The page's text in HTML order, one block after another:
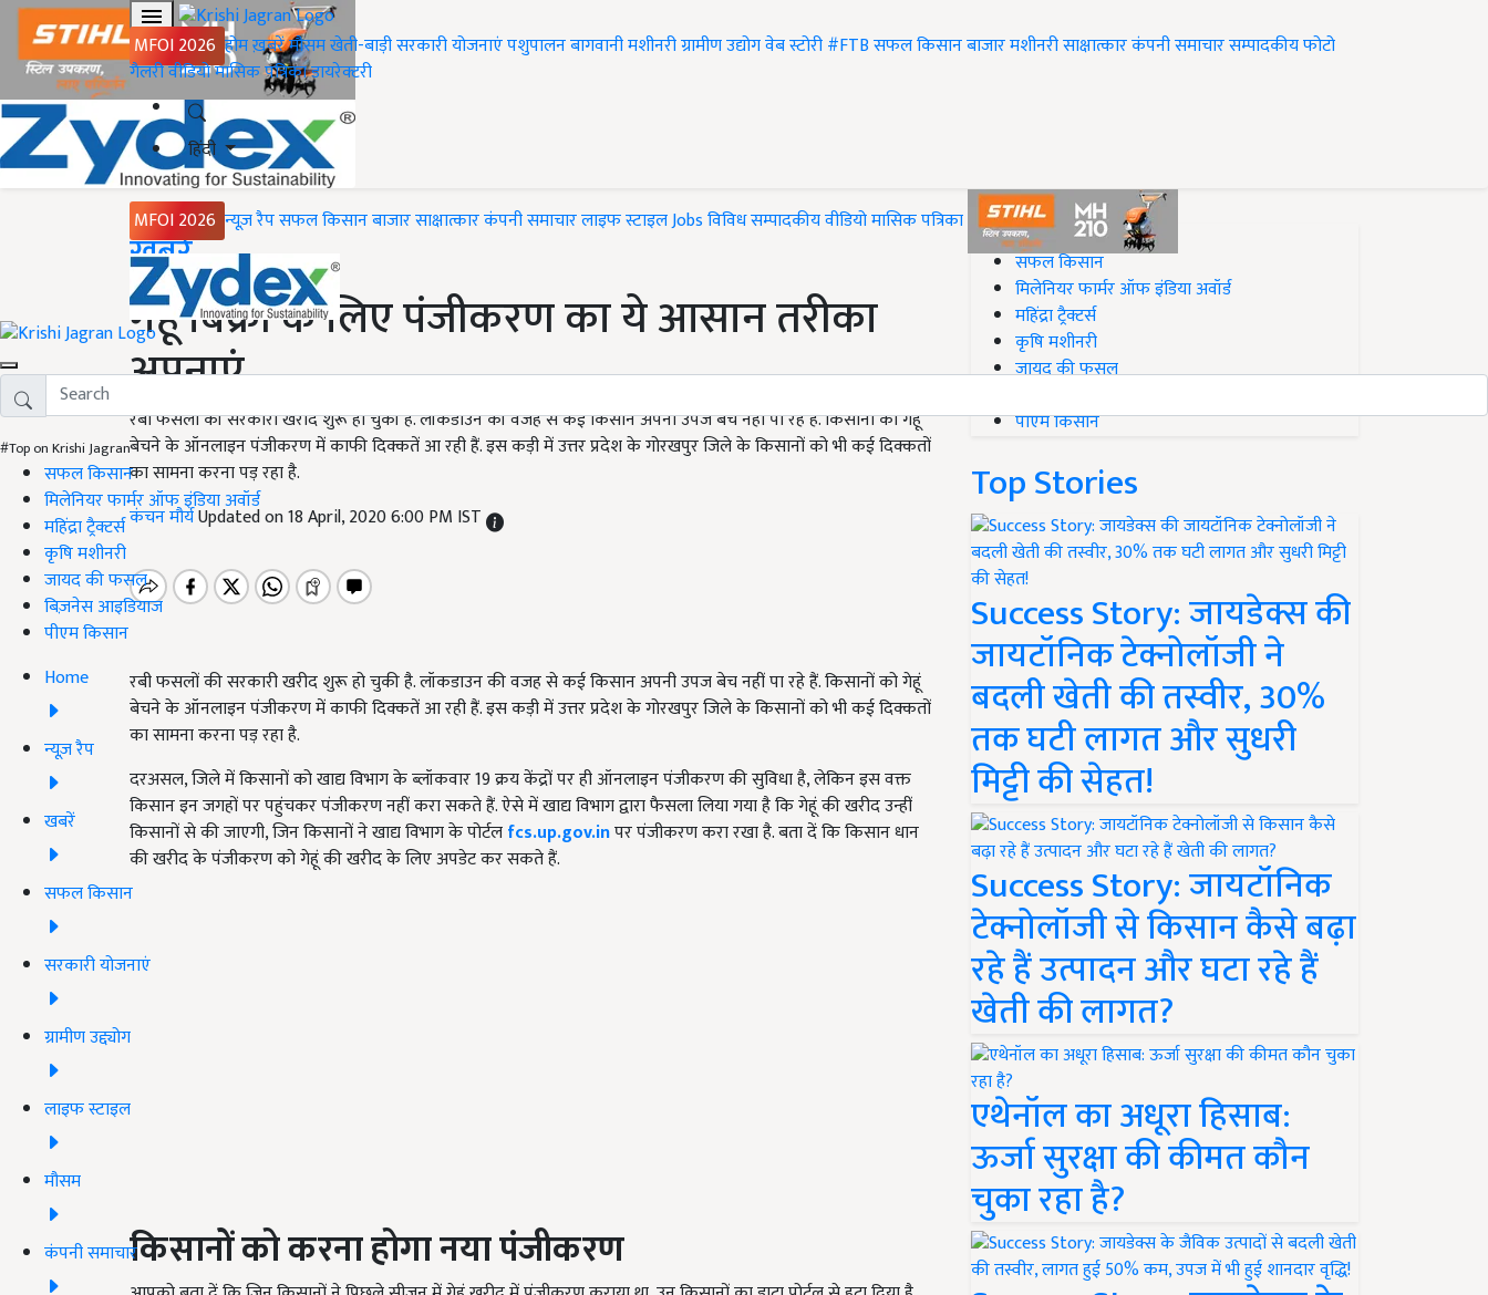
MFOI 2026 होमख़बरेंमौसमखेती-बाड़ीसरकारी योजनाएंपशुपालनबागवानीमशीनरीग्रामीण उद्योगवेब स्टोरी#FTBसफल किसानबाजारमशीनरीसाक्षात्कारकंपनी समाचारसम्पादकीयफोटो
गैलरीवीडियोमासिक पत्रिकाडायरेक्टरी
हिंदी
MFOI 2026 न्यूज़ रैपसफल किसानबाजारसाक्षात्कारकंपनी समाचारलाइफ स्टाइलJobsविविधसम्पादकीयवीडियोमासिक पत्रिका
#Top on Krishi Jagran
सफल किसान
मिलेनियर फार्मर ऑफ इंडिया अवॉर्ड
महिंद्रा ट्रैक्टर्स
कृषि मशीनरी
जायद की फसल
बिज़नेस आइडियाज
पीएम किसान
Home
न्यूज़ रैप
खबरें
सफल किसान
सरकारी योजनाएं
ग्रामीण उद्द्योग
लाइफ स्टाइल
मौसम
कंपनी समाचार
Home
ख़बरें
गेहूं बिक्री के लिए पंजीकरण का ये आसान तरीका
अपनाएं
रबी फसलों की सरकारी खरीद शुरू हो चुकी है. लॉकडाउन की वजह से कई किसान अपनी उपज बेच नहीं पा रहे हैं. किसानों को गेहूं
बेचने के ऑनलाइन पंजीकरण में काफी दिक्कतें आ रही हैं. इस कड़ी में उत्तर प्रदेश के गोरखपुर जिले के किसानों को भी कई दिक्कतों
का सामना करना पड़ रहा है.
कंचन मौर्यUpdated on 18 April, 2020 6:00 PM IST
रबी फसलों की सरकारी खरीद शुरू हो चुकी है. लॉकडाउन की वजह से कई किसान अपनी उपज बेच नहीं पा रहे हैं. किसानों को गेहूं
बेचने के ऑनलाइन पंजीकरण में काफी दिक्कतें आ रही हैं. इस कड़ी में उत्तर प्रदेश के गोरखपुर जिले के किसानों को भी कई दिक्कतों
का सामना करना पड़ रहा है.
दरअसल, जिले में किसानों को खाद्य विभाग के ब्लॉकवार 19 क्रय केंद्रों पर ही ऑनलाइन पंजीकरण की सुविधा है, लेकिन इस वक्त
किसान इन जगहों पर पहुंचकर पंजीकरण नहीं करा सकते हैं. ऐसे में खाद्य विभाग द्वारा फैसला लिया गया है कि गेहूं की खरीद उन्हीं
किसानों से की जाएगी, जिन किसानों ने खाद्य विभाग के पोर्टलfcs.up.gov.inपर पंजीकरण करा रखा है. बता दें कि किसान धान
की खरीद के पंजीकरण को गेहूं की खरीद के लिए अपडेट कर सकते हैं.
किसानों को करना होगा नया पंजीकरण
#Top on Krishi Jagran
सफल किसान
मिलेनियर फार्मर ऑफ इंडिया अवॉर्ड
महिंद्रा ट्रैक्टर्स
कृषि मशीनरी
जायद की फसल
पीएम किसान
Top Stories
Success Story: जायडेक्स की
जायटॉनिक टेक्नोलॉजी ने
बदली खेती की तस्वीर, 30%
तक घटी लागत और सुधरी
मिट्टी की सेहत!
Success Story: जायटॉनिक
टेक्नोलॉजी से किसान कैसे बढ़ा
रहे हैं उत्पादन और घटा रहे हैं
खेती की लागत?
एथेनॉल का अधूरा हिसाब:
ऊर्जा सुरक्षा की कीमत कौन
चुका रहा है?